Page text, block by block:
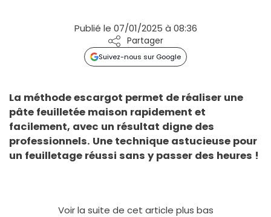
Publié le 07/01/2025 à 08:36
Partager
Suivez-nous sur Google
La méthode escargot permet de réaliser une
pâte feuilletée maison rapidement et
facilement, avec un résultat digne des
professionnels. Une technique astucieuse pour
un feuilletage réussi sans y passer des heures !
Voir la suite de cet article plus bas